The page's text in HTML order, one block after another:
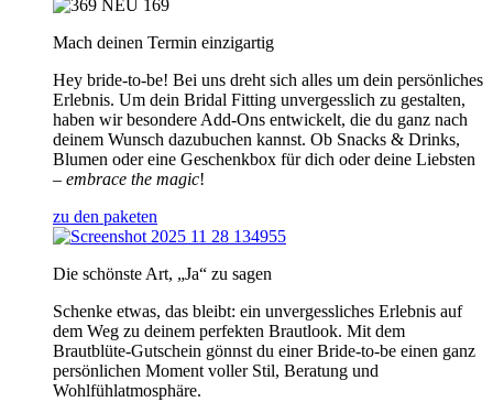
Mach deinen Termin einzigartig
Hey bride-to-be! Bei uns dreht sich alles um dein persönliches
Erlebnis. Um dein Bridal Fitting unvergesslich zu gestalten,
haben wir besondere Add-Ons entwickelt, die du ganz nach
deinem Wunsch dazubuchen kannst. Ob Snacks & Drinks,
Blumen oder eine Geschenkbox für dich oder deine Liebsten
– embrace the magic!
zu den paketen
Die schönste Art, „Ja“ zu sagen
Schenke etwas, das bleibt: ein unvergessliches Erlebnis auf
dem Weg zu deinem perfekten Brautlook. Mit dem
Brautblüte-Gutschein gönnst du einer Bride-to-be einen ganz
persönlichen Moment voller Stil, Beratung und
Wohlfühlatmosphäre.